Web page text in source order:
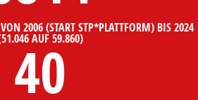
2006 (START STP*PLATTFORM) BIS 2024
AUF 59.860)
40